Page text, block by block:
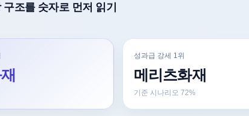
구조를 숫자로 먼저 읽기
성과급 강세 1위
메리츠화재
기준 시나리오 72%